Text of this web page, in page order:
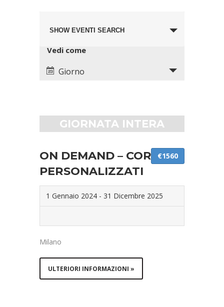
and
Views
SHOW EVENTI SEARCH
Views
Vedi come
Giorno
GIORNATA INTERA
ON DEMAND – CORSI
PERSONALIZZATI
1 Gennaio 2024 - 31 Dicembre 2025
€1560
Milano
ULTERIORI INFORMAZIONI »